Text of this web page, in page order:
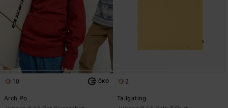
10 ÖKO
Arch Po
2
Tailgating